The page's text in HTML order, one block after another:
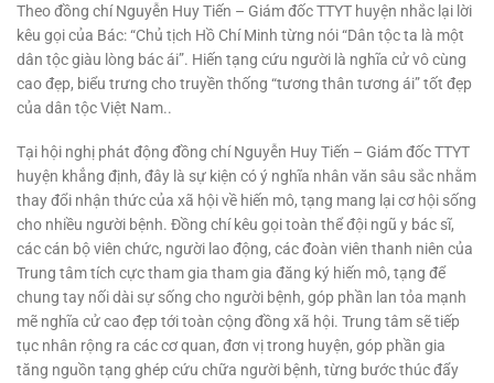
Theo đồng chí Nguyễn Huy Tiến – Giám đốc TTYT huyện nhắc lại lời
kêu gọi của Bác: “Chủ tịch Hồ Chí Minh từng nói “Dân tộc ta là một
dân tộc giàu lòng bác ái”. Hiến tạng cứu người là nghĩa cử vô cùng
cao đẹp, biểu trưng cho truyền thống “tương thân tương ái” tốt đẹp
của dân tộc Việt Nam..
Tại hội nghị phát động đồng chí Nguyễn Huy Tiến – Giám đốc TTYT
huyện khẳng định, đây là sự kiện có ý nghĩa nhân văn sâu sắc nhằm
thay đổi nhận thức của xã hội về hiến mô, tạng mang lại cơ hội sống
cho nhiều người bệnh. Đồng chí kêu gọi toàn thể đội ngũ y bác sĩ,
các cán bộ viên chức, người lao động, các đoàn viên thanh niên của
Trung tâm tích cực tham gia tham gia đăng ký hiến mô, tạng để
chung tay nối dài sự sống cho người bệnh, góp phần lan tỏa mạnh
mẽ nghĩa cử cao đẹp tới toàn cộng đồng xã hội. Trung tâm sẽ tiếp
tục nhân rộng ra các cơ quan, đơn vị trong huyện, góp phần gia
tăng nguồn tạng ghép cứu chữa người bệnh, từng bước thúc đẩy